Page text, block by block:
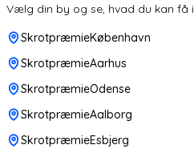
Vælg din by og se, hvad du kan få
SkrotpræmieKøbenhavn
SkrotpræmieAarhus
SkrotpræmieOdense
SkrotpræmieAalborg
SkrotpræmieEsbjerg